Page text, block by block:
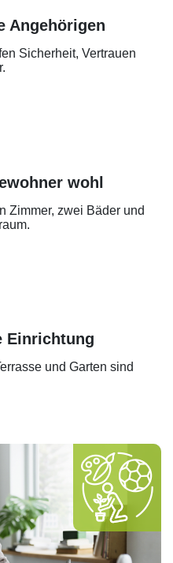
Angehörigen
Sicherheit, Vertrauen
wohl
Zimmer, zwei Bäder und
Einrichtung
und Garten sind